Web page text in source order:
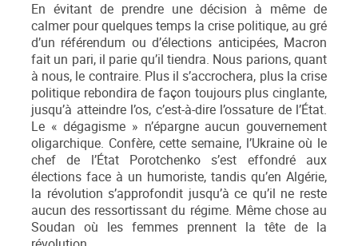
En évitant de prendre une décision à même de
calmer pour quelques temps la crise politique, au gré
d’un référendum ou d’élections anticipées, Macron
fait un pari, il parie qu’il tiendra. Nous parions, quant
à nous, le contraire. Plus il s’accrochera, plus la crise
politique rebondira de façon toujours plus cinglante,
jusqu’à atteindre l’os, c’est-à-dire l’ossature de l’État.
Le « dégagisme » n’épargne aucun gouvernement
oligarchique. Confère, cette semaine, l’Ukraine où le
chef de l’État Porotchenko s’est effondré aux
élections face à un humoriste, tandis qu’en Algérie,
la révolution s’approfondit jusqu’à ce qu’il ne reste
aucun des ressortissant du régime. Même chose au
Soudan où les femmes prennent la tête de la